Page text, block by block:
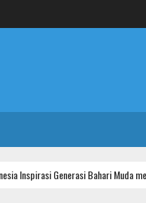
Generasi Bahari Muda melalui